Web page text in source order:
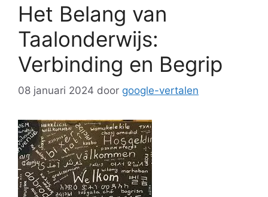
Het Belang van
Taalonderwijs:
Verbinding en Begrip
08 januari 2024 door google-vertalen